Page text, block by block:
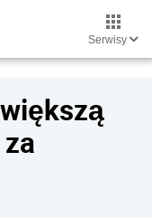
Serwisy